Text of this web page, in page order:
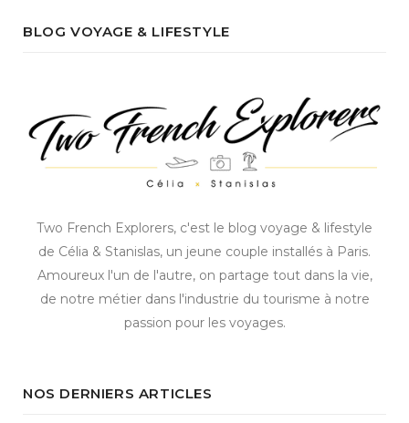
BLOG VOYAGE & LIFESTYLE
Two French Explorers, c'est le blog voyage & lifestyle
de Célia & Stanislas, un jeune couple installés à Paris.
Amoureux l'un de l'autre, on partage tout dans la vie,
de notre métier dans l'industrie du tourisme à notre
passion pour les voyages.
NOS DERNIERS ARTICLES